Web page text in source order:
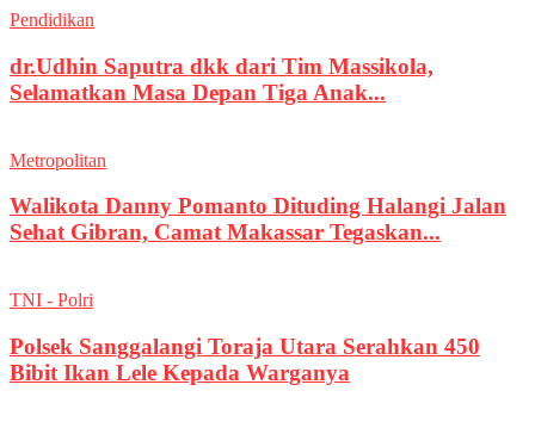
Pendidikan
dr.Udhin Saputra dkk dari Tim Massikola,
Selamatkan Masa Depan Tiga Anak...
Metropolitan
Walikota Danny Pomanto Dituding Halangi Jalan
Sehat Gibran, Camat Makassar Tegaskan...
TNI - Polri
Polsek Sanggalangi Toraja Utara Serahkan 450
Bibit Ikan Lele Kepada Warganya